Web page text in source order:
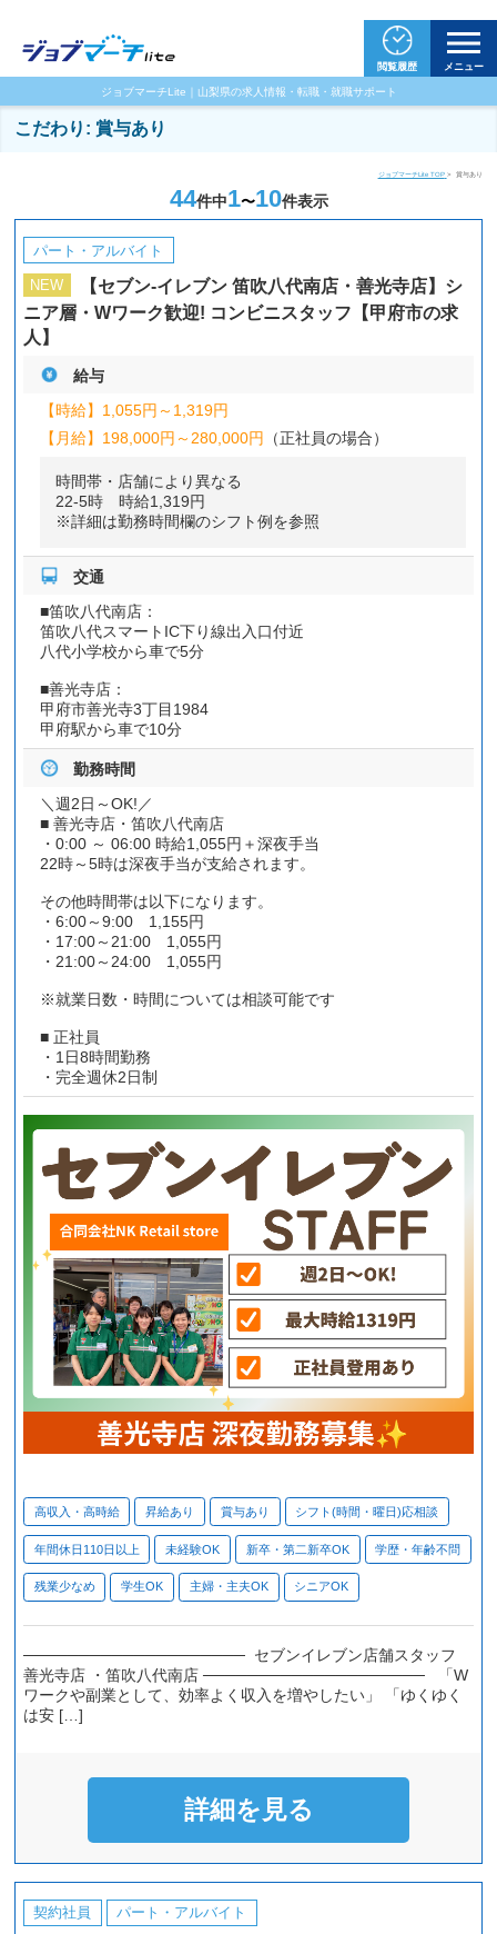
ジョブマーチLite｜山梨県の求人情報・転職・就職サポート
閲覧履歴 メニュー
こだわり: 賞与あり
ジョブマーチLite TOP 賞与あり
44件中1〜10件表示
パート・アルバイト
NEW
【セブン-イレブン 笛吹八代南店・善光寺店】シ
ニア層・Wワーク歓迎! コンビニスタッフ【甲府市の求
人】
給与
【時給】 1,055円～ 1,319円
【月給】 198,000円～280,000円 （正社員の場合）
時間帯・店舗により異なる
22‐5時 時給1,319円
※詳細は勤務時間欄のシフト例を参照
交通
■笛吹八代南店：
笛吹八代スマートIC下り線出入口付近
八代小学校から車で5分
■善光寺店：
甲府市善光寺3丁目1984
甲府駅から車で10分
勤務時間
＼週2日～OK!／
■ 善光寺店・笛吹八代南店
・0:00 ～ 06:00 時給1,055円＋深夜手当
22時～5時は深夜手当が支給されます。
その他時間帯は以下になります。
・6:00～9:00 1,155円
・17:00～21:00 1,055円
・21:00～24:00 1,055円
※就業日数・時間については相談可能です
■ 正社員
・1日8時間勤務
・完全週休2日制
高収入・高時給 昇給あり 賞与あり シフト(時間・曜日)応相談
年間休日110日以上 未経験OK 新卒・第二新卒OK 学歴・年齢不問
残業少なめ 学生OK 主婦・主夫OK シニアOK
──────────────────── セブンイレブン店舗スタッフ
善光寺店 ・笛吹八代南店 ──────────────────── 「W
ワークや副業として、効率よく収入を増やしたい」 「ゆくゆく
は安 […]
詳細を見る
契約社員 パート・アルバイト